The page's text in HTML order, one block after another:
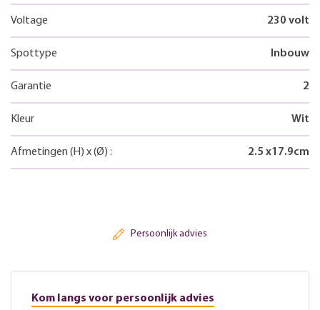
Voltage 230 volt
Spottype Inbouw
Garantie 2
Kleur Wit
Afmetingen (H) x(Ø) : 2.5 x17.9cm
Persoonlijk advies
Kom langs voor persoonlijk advies